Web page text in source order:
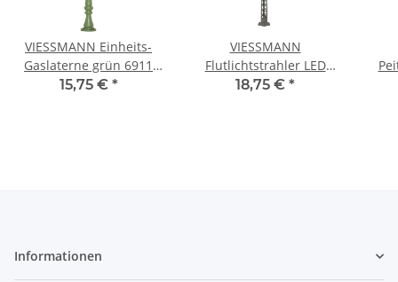
VIESSMANN Einheits-
Gaslaterne grün 6911
Spur TT
15,75 € *
VIESSMANN
Flutlichtstrahler LED
weiß 6931 Spur TT
18,75 € *
Informationen